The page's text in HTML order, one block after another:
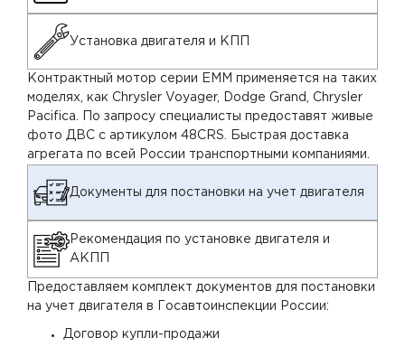
Установка двигателя и КПП
Контрактный мотор серии EMM применяется на таких
моделях, как Chrysler Voyager, Dodge Grand, Chrysler
Pacifica. По запросу специалисты предоставят живые
фото ДВС с артикулом 48CRS. Быстрая доставка
агрегата по всей России транспортными компаниями.
Документы для постановки на учет двигателя
Рекомендация по установке двигателя и
АКПП
Предоставляем комплект документов для постановки
на учет двигателя в Госавтоинспекции России:
Договор купли-продажи